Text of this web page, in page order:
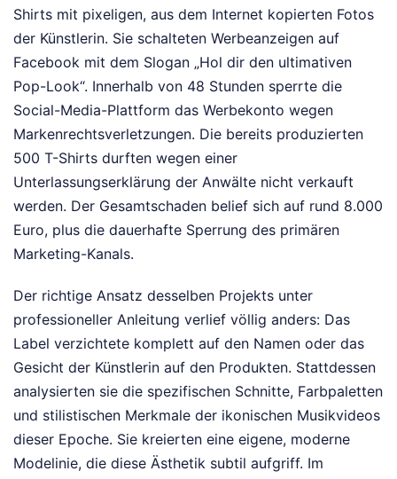
Shirts mit pixeligen, aus dem Internet kopierten Fotos
der Künstlerin. Sie schalteten Werbeanzeigen auf
Facebook mit dem Slogan „Hol dir den ultimativen
Pop-Look“. Innerhalb von 48 Stunden sperrte die
Social-Media-Plattform das Werbekonto wegen
Markenrechtsverletzungen. Die bereits produzierten
500 T-Shirts durften wegen einer
Unterlassungserklärung der Anwälte nicht verkauft
werden. Der Gesamtschaden belief sich auf rund 8.000
Euro, plus die dauerhafte Sperrung des primären
Marketing-Kanals.
Der richtige Ansatz desselben Projekts unter
professioneller Anleitung verlief völlig anders: Das
Label verzichtete komplett auf den Namen oder das
Gesicht der Künstlerin auf den Produkten. Stattdessen
analysierten sie die spezifischen Schnitte, Farbpaletten
und stilistischen Merkmale der ikonischen Musikvideos
dieser Epoche. Sie kreierten eine eigene, moderne
Modelinie, die diese Ästhetik subtil aufgriff. Im